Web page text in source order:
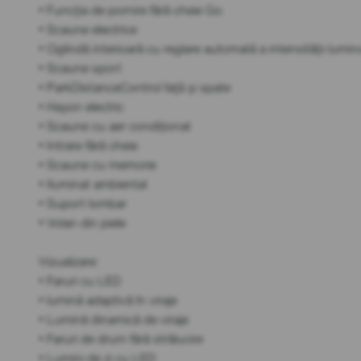
• Funcția de pornire fără cheie Go
• Scaune electrice
• Oglindă interioară cu reglare automată a intensității
• Scaune sport
• ParkDistanceControl față și spate
• Hayon electric
• Scaune cu aer condiționat
• Intrare fără cheie
• Scaune cu memorie
• Iluminat ambiental
• Suport lombar
• Volan din piele
Vizualizare:
• Faruri cu LED
• lumină adaptivă în viraje
• Lumină dinamică de viraje
• Faruri de drum fără strălucire
• Lumini de zi cu LED